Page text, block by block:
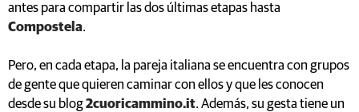
antes para compartir las dos últimas etapas hasta
Compostela.
Pero, en cada etapa, la pareja italiana se encuentra con grupos
de gente que quieren caminar con ellos y que les conocen
desde su blog2cuoricammino.it. Además, su gesta tiene un